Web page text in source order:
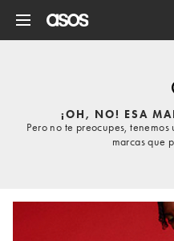
¡OH, NO! ESA
Pero no te preocupes,
marcas que